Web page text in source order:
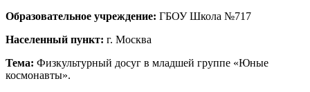
Образовательное учреждение: ГБОУ Школа №717
Населенный пункт: г. Москва
Тема: Физкультурный досуг в младшей группе «Юные
космонавты».